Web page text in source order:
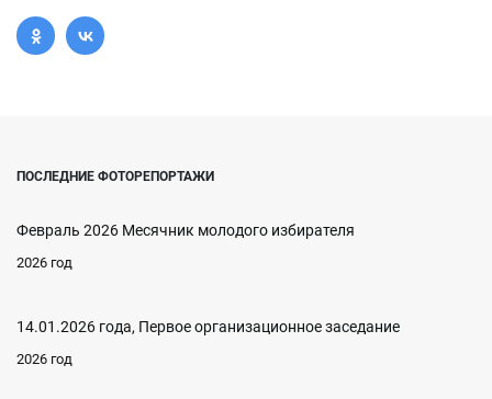
ПОСЛЕДНИЕ ФОТОРЕПОРТАЖИ
Февраль 2026 Месячник молодого избирателя
2026 год
14.01.2026 года, Первое организационное заседание
2026 год